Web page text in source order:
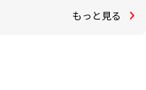
もっと見る